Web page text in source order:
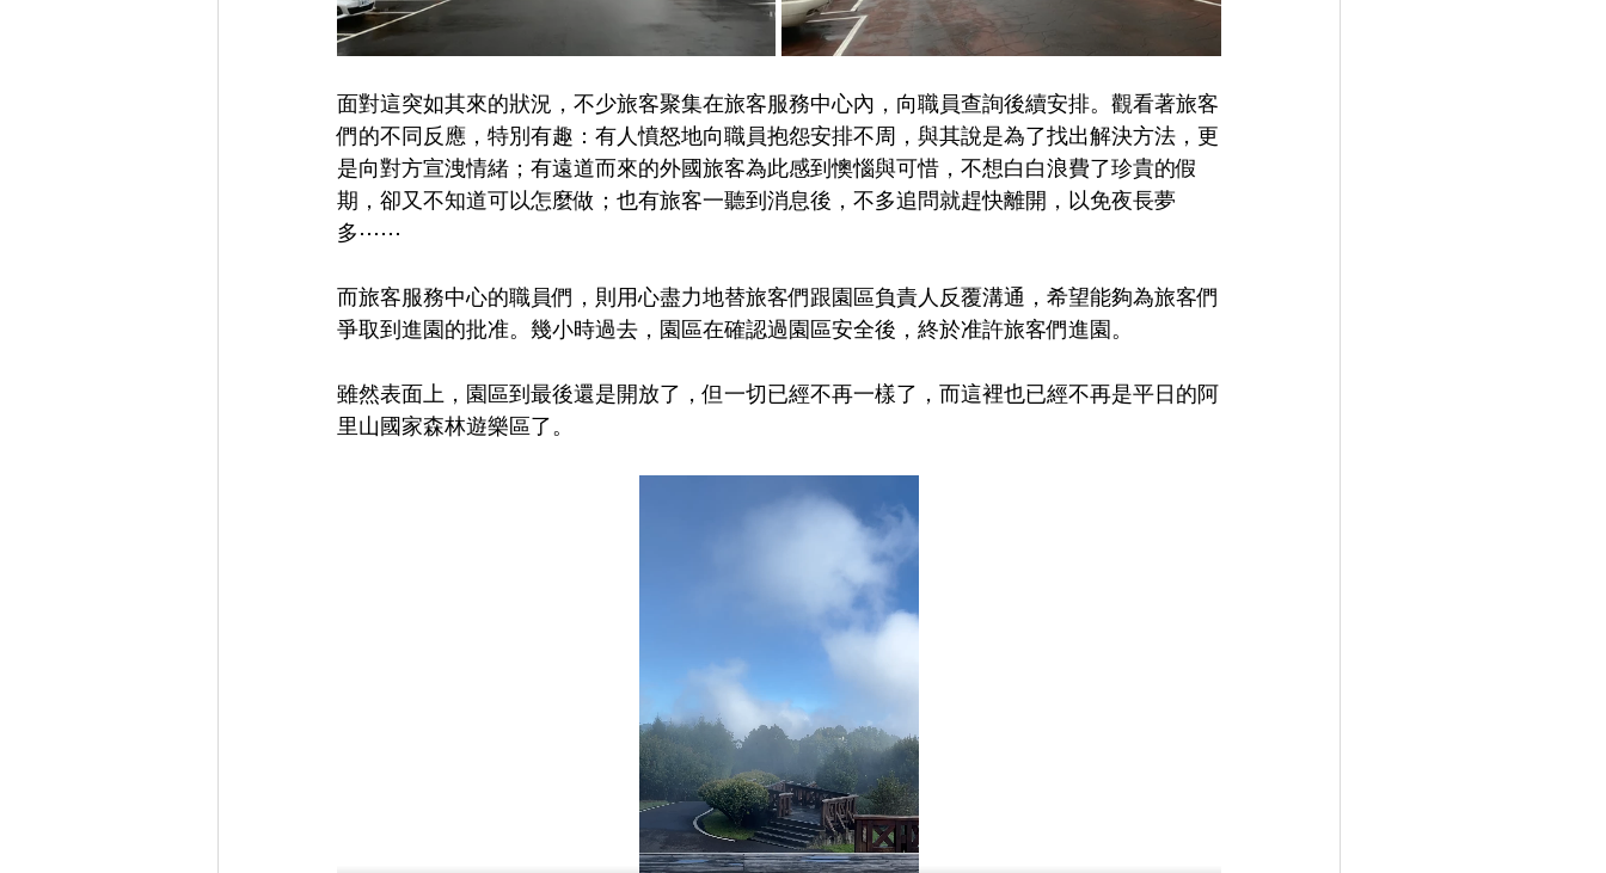
面對這突如其來的狀況，不少旅客聚集在旅客服務中心內，向職員查詢後續安排。觀看著旅客
們的不同反應，特別有趣：有人憤怒地向職員抱怨安排不周，與其說是為了找出解決方法，更
是向對方宣洩情緒；有遠道而來的外國旅客為此感到懊惱與可惜，不想白白浪費了珍貴的假
期，卻又不知道可以怎麼做；也有旅客一聽到消息後，不多追問就趕快離開，以免夜長夢
多⋯⋯
而旅客服務中心的職員們，則用心盡力地替旅客們跟園區負責人反覆溝通，希望能夠為旅客們
爭取到進園的批准。幾小時過去，園區在確認過園區安全後，終於准許旅客們進園。
雖然表面上，園區到最後還是開放了，但一切已經不再一樣了，而這裡也已經不再是平日的阿
里山國家森林遊樂區了。